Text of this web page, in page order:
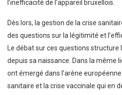
l’inefficacité de l’appareil bruxellois.
Dès lors, la gestion de la crise
des questions sur la légitimité et
Le débat sur ces questions
depuis sa naissance. Dans la même
ont émergé dans l’arène
sanitaire et la crise vaccinale qui en